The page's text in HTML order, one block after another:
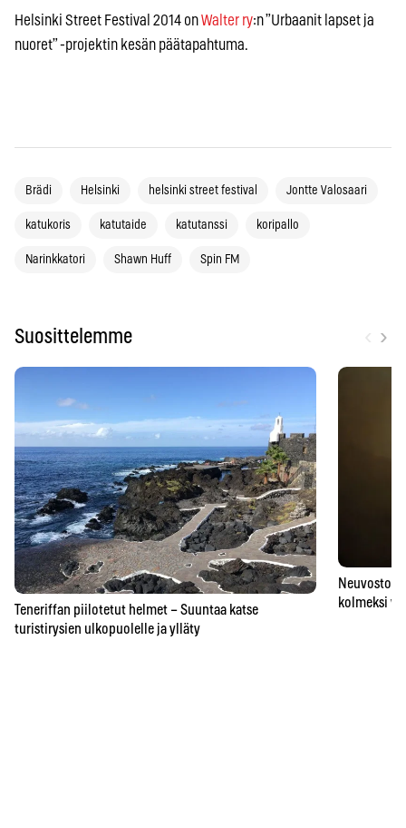
Helsinki Street Festival 2014 onWalter ry:n ”Urbaanit lapset ja
nuoret” -projektin kesän päätapahtuma.
Brädi Helsinki helsinki street festival Jontte Valosaari
katukoris katutaide katutanssi koripallo
Narinkkatori Shawn Huff Spin FM
Suosittelemme ›
Teneriffan piilotetut helmet – Suuntaa katse
turistirysien ulkopuolelle ja ylläty
kolmeksi